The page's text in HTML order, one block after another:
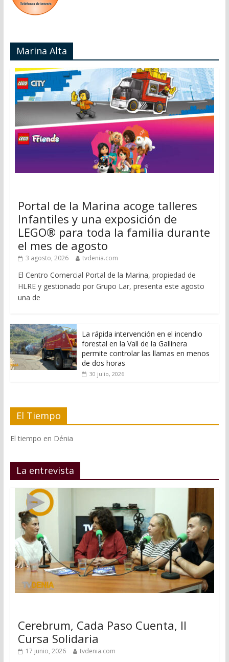
Marina Alta
Portal de la Marina acoge talleres
Infantiles y una exposición de
LEGO® para toda la familia durante
el mes de agosto
3 agosto, 2026 tvdenia.com
El Centro Comercial Portal de la Marina, propiedad de
HLRE y gestionado por Grupo Lar, presenta este agosto
una de
La rápida intervención en el incendio
forestal en la Vall de la Gallinera
permite controlar las llamas en menos
de dos horas
30 julio, 2026
El Tiempo
El tiempo en Dénia
La entrevista
Cerebrum, Cada Paso Cuenta, II
Cursa Solidaria
17 junio, 2026 tvdenia.com